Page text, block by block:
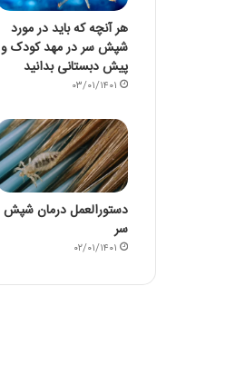
هر آنچه که باید در مورد
شپش سر در مهد کودک و
پیش دبستانی بدانید
۰۳/۰۱/۱۴۰۱
دستورالعمل درمان شپش
سر
۰۲/۰۱/۱۴۰۱